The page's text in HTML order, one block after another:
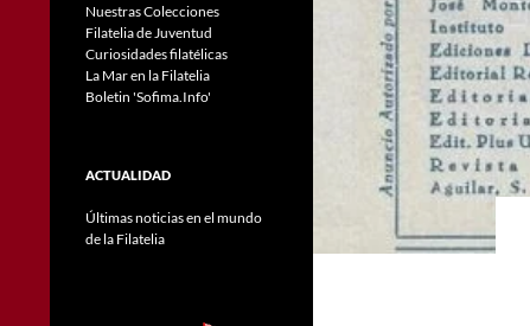
Nuestras Colecciones
Filatelia de Juventud
Curiosidades filatélicas
La Mar en la Filatelia
Boletin 'Sofima.Info'
ACTUALIDAD
Últimas noticias en el mundo
de la Filatelia